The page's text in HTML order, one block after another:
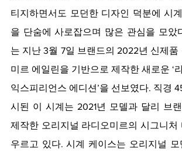
티지하면서도 모던한 디자인 덕분에 시
을 단숨에 사로잡으며 많은 관심을 모았
는 지난 3월 7일 브랜드의 2022년 신제품
미르 에일린을 기반으로 제작한 새로운 ‘
익스피리언스 에디션’을 선보였다. 직경
시된 이 시계는 2021년 모델과 달리 브랜
제작한 오리지널 라디오미르의 시그니처
우르고 있다. 시계 케이스는 오리지널